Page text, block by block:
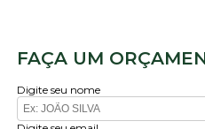
FAÇA UM
Digite seu nome